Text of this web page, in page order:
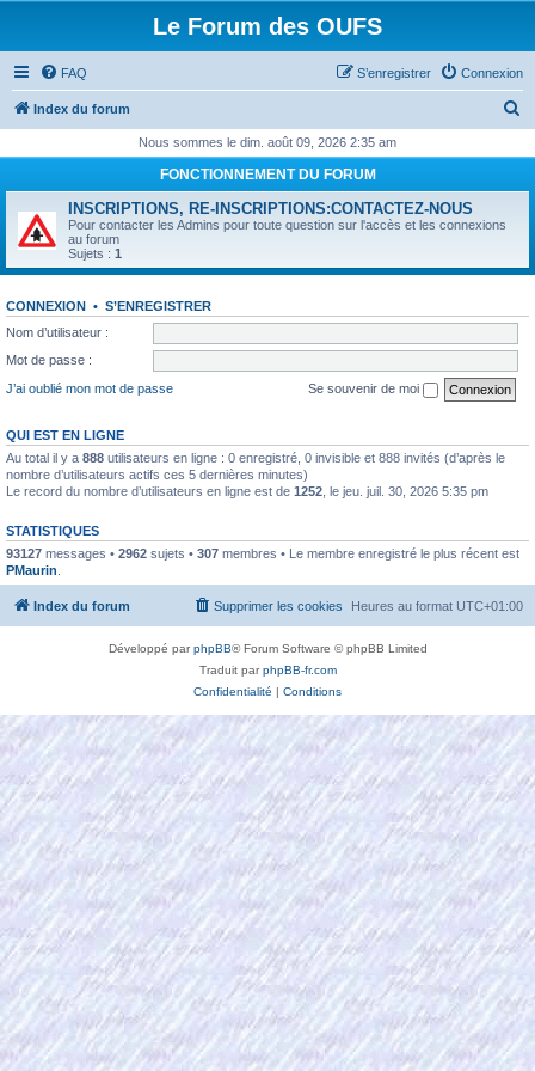
Le Forum des OUFS
FAQ Connexion
S’enregistrer
Index du forum
h
c
Nous sommes le dim. août 09, 2026 2:35 am
FONCTIONNEMENT DU FORUM
INSCRIPTIONS, RE-INSCRIPTIONS:CONTACTEZ-NOUS
Pour contacter les Admins pour toute question sur l'accès et les connexions
au forum
Sujets : 1
CONNEXION • S’ENREGISTRER
Nom d’utilisateur :
Mot de passe :
J’ai oublié mon mot de passe
Se souvenir de moi
QUI EST EN LIGNE
Au total il y a 888 utilisateurs en ligne : 0 enregistré, 0 invisible et 888 invités (d’après le
nombre d’utilisateurs actifs ces 5 dernières minutes)
Le record du nombre d’utilisateurs en ligne est de 1252 , le jeu. juil. 30, 2026 5:35 pm
STATISTIQUES
93127 messages • 2962 sujets • 307 membres • Le membre enregistré le plus récent est
PMaurin
Index du forum Heures au format UTC+01:00
Supprimer les cookies
Développé parphpBB® Forum Software © phpBB Limited
Traduit parphpBB-fr.com
Confidentialité | Conditions